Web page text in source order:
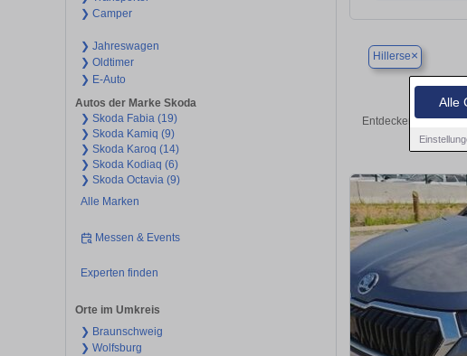
Alle
❯ Camper
❯ Jahreswagen
❯ Oldtimer
❯ E-Auto
Autos der Marke Skoda
❯ Skoda Fabia (19)
❯ Skoda Kamiq (9)
❯ Skoda Karoq (14)
❯ Skoda Kodiaq (6)
❯ Skoda Octavia (9)
Alle Marken
Messen & Events
Experten finden
Orte im Umkreis
❯ Braunschweig
❯ Wolfsburg
Hillerse×
Entdecken Sie in